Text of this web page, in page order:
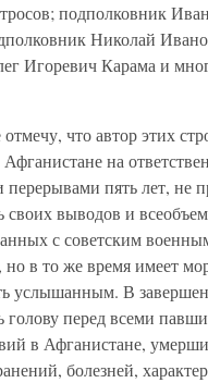
подполковник
Николай
Игоревич Карама и
что автор этих
на
пять лет, не
своих выводов и
с советским
но в то же время имеет
услышанным. В
голову перед всеми
в Афганистане,
болезней,